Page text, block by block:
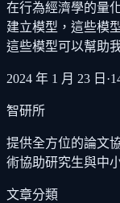
在行為經濟學的量
建立模型，這些模
這些模型可以幫助
2024 年 1 月 23 日 ·
智研所
提供全方位的論文
術協助研究生與中
文章分類